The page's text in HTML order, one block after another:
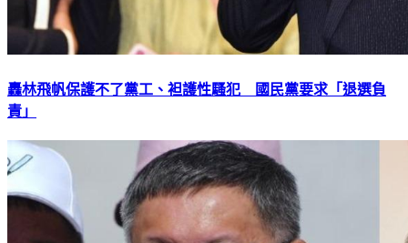
轟林飛帆保護不了黨工、袒護性騷犯 國民黨要求「退選負
責」